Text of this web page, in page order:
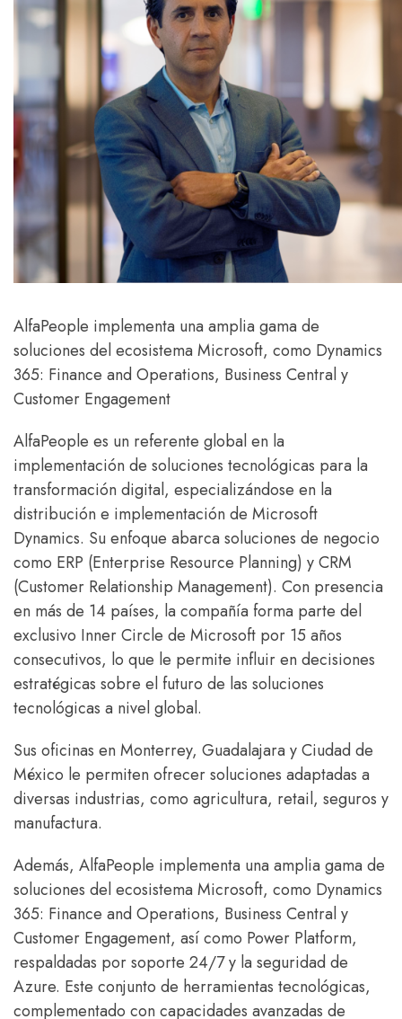
AlfaPeople implementa una amplia gama de
soluciones del ecosistema Microsoft, como Dynamics
365: Finance and Operations, Business Central y
Customer Engagement
AlfaPeople es un referente global en la
implementación de soluciones tecnológicas para la
transformación digital, especializándose en la
distribución e implementación de Microsoft
Dynamics. Su enfoque abarca soluciones de negocio
como ERP (Enterprise Resource Planning) y CRM
(Customer Relationship Management). Con presencia
en más de 14 países, la compañía forma parte del
exclusivo Inner Circle de Microsoft por 15 años
consecutivos, lo que le permite influir en decisiones
estratégicas sobre el futuro de las soluciones
tecnológicas a nivel global.
Sus oficinas en Monterrey, Guadalajara y Ciudad de
México le permiten ofrecer soluciones adaptadas a
diversas industrias, como agricultura, retail, seguros y
manufactura.
Además, AlfaPeople implementa una amplia gama de
soluciones del ecosistema Microsoft, como Dynamics
365: Finance and Operations, Business Central y
Customer Engagement, así como Power Platform,
respaldadas por soporte 24/7 y la seguridad de
Azure. Este conjunto de herramientas tecnológicas,
complementado con capacidades avanzadas de